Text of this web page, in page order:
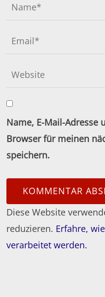
Name, E-Mail-Adresse
Browser für meinen
speichern.
Diese Website
reduzieren. Erfahre,
verarbeitet werden.